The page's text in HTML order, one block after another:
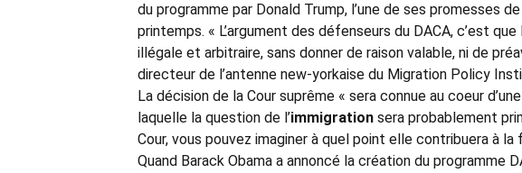
du programme par Donald Trump, l’une de ses promesses
printemps. « L’argument des défenseurs du DACA, c’est
illégale et arbitraire, sans donner de raison valable, ni de
directeur de l’antenne new-yorkaise du Migration Policy
La décision de la Cour suprême « sera connue au coeur
laquelle la question de l’immigration sera probablement
Cour, vous pouvez imaginer à quel point elle contribuera à la
Quand Barack Obama a annoncé la création du programme